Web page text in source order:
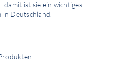
damit ist sie ein wichtiges
Deutschland.